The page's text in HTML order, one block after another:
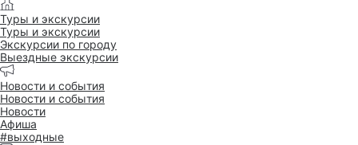
Туры и экскурсии
Туры и экскурсии
Экскурсии по городу
Выездные экскурсии
Новости и события
Новости и события
Новости
Афиша
#выходные